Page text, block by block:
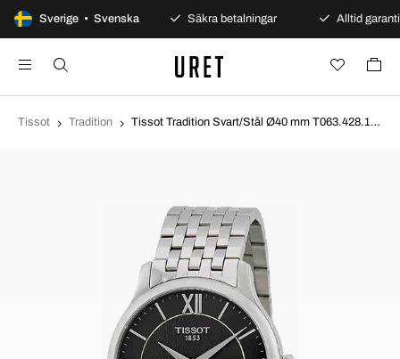
Sverige • Svenska
100 dagars öppet köp Säkra betalningar Alltid garanti
Tissot Tradition Tissot Tradition Svart/Stål Ø40 mm T063.428.11.058.00